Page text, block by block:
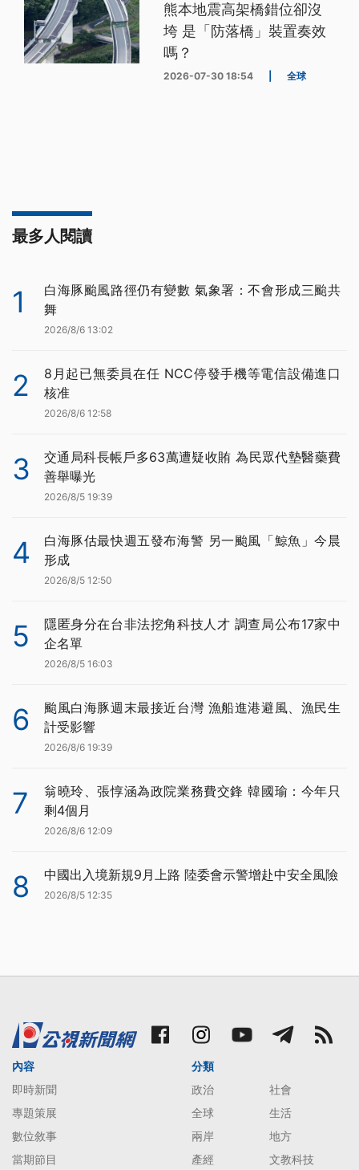
熊本地震高架橋錯位卻沒
垮 是「防落橋」裝置奏效
嗎？
2026-07-30 18:54 全球
最多人閱讀
1
白海豚颱風路徑仍有變數 氣象署：不會形成三颱共
舞
2026/8/6 13:02
2
8月起已無委員在任 NCC停發手機等電信設備進口
核准
2026/8/6 12:58
3
交通局科長帳戶多63萬遭疑收賄 為民眾代墊醫藥費
善舉曝光
2026/8/5 19:39
4
白海豚估最快週五發布海警 另一颱風「鯨魚」今晨
形成
2026/8/5 12:50
5
隱匿身分在台非法挖角科技人才 調查局公布17家中
企名單
2026/8/5 16:03
6
颱風白海豚週末最接近台灣 漁船進港避風、漁民生
計受影響
2026/8/6 19:39
7
翁曉玲、張惇涵為政院業務費交鋒 韓國瑜：今年只
剩4個月
2026/8/6 12:09
8 中國出入境新規9月上路 陸委會示警增赴中安全風險
2026/8/5 12:35
內容
即時新聞
專題策展
數位敘事
當期節目
分類
政治
社會
全球
生活
兩岸
地方
產經
文教科技